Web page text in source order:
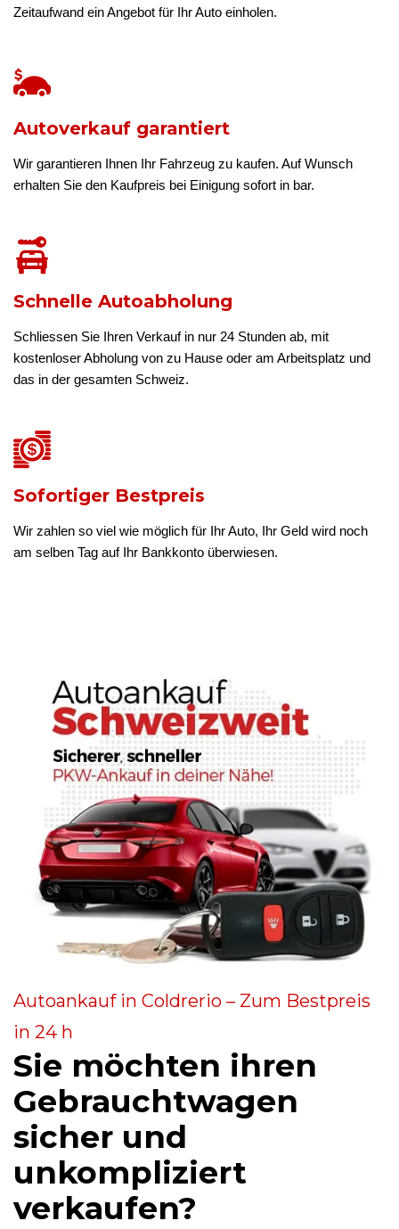
Zeitaufwand ein Angebot für Ihr Auto einholen.
Autoverkauf garantiert
Wir garantieren Ihnen Ihr Fahrzeug zu kaufen. Auf Wunsch
erhalten Sie den Kaufpreis bei Einigung sofort in bar.
Schnelle Autoabholung
Schliessen Sie Ihren Verkauf in nur 24 Stunden ab, mit
kostenloser Abholung von zu Hause oder am Arbeitsplatz und
das in der gesamten Schweiz.
Sofortiger Bestpreis
Wir zahlen so viel wie möglich für Ihr Auto, Ihr Geld wird noch
am selben Tag auf Ihr Bankkonto überwiesen.
Autoankauf in Coldrerio – Zum Bestpreis
in 24 h
Sie möchten ihren
Gebrauchtwagen
sicher und
unkompliziert
verkaufen?